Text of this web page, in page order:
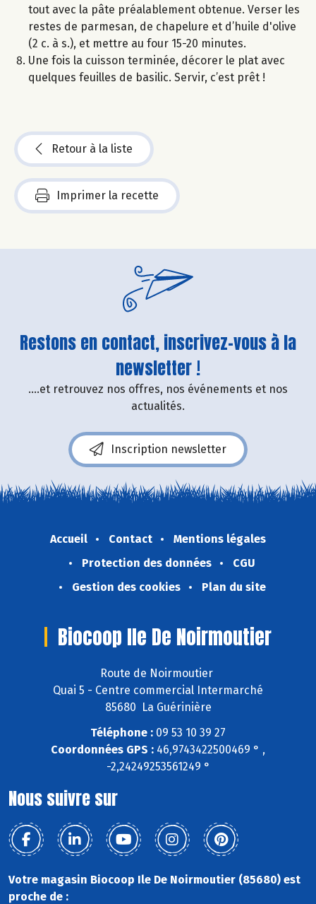
tout avec la pâte préalablement obtenue. Verser les
restes de parmesan, de chapelure et d’huile d'olive
(2 c. à s.), et mettre au four 15-20 minutes.
Une fois la cuisson terminée, décorer le plat avec
quelques feuilles de basilic. Servir, c’est prêt !
Retour à la liste
Imprimer la recette
Restons en contact, inscrivez-vous à la
newsletter !
....et retrouvez nos offres, nos événements et nos
actualités.
Inscription newsletter
Accueil Contact
Mentions légales
Protection des données
CGU
Gestion des cookies
Plan du site
Biocoop Ile De Noirmoutier
Route de Noirmoutier
Quai 5 - Centre commercial Intermarché
85680 La Guérinière
Téléphone : 09 53 10 39 27
Coordonnées GPS : 46,9743422500469 ° ,
-2,24249253561249 °
Nous suivre sur
Votre magasin Biocoop Ile De Noirmoutier (85680) est
proche de :